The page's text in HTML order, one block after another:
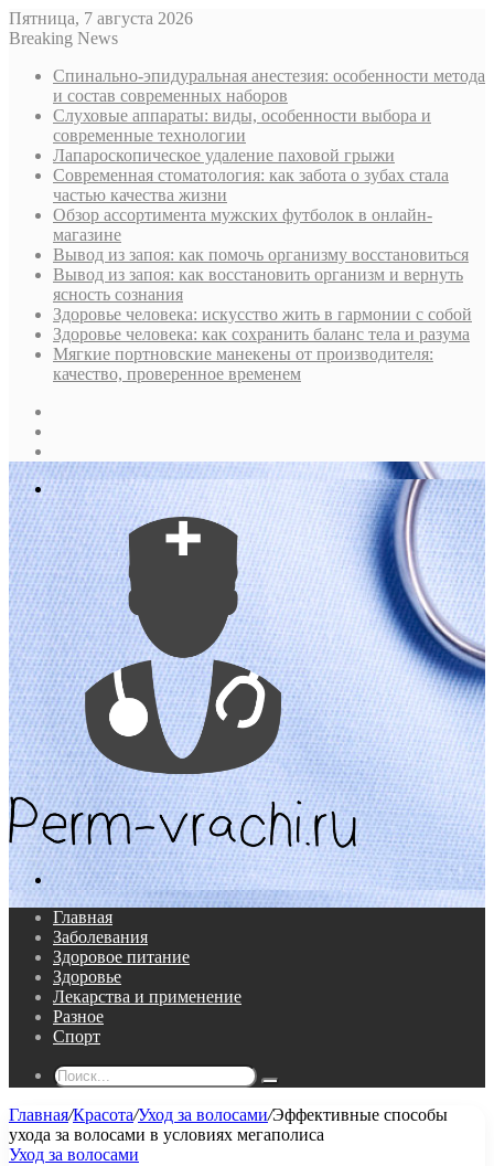
Пятница, 7 августа 2026
Breaking News
Спинально-эпидуральная анестезия: особенности метода
и состав современных наборов
Слуховые аппараты: виды, особенности выбора и
современные технологии
Лапароскопическое удаление паховой грыжи
Современная стоматология: как забота о зубах стала
частью качества жизни
Обзор ассортимента мужских футболок в онлайн-
магазине
Вывод из запоя: как помочь организму восстановиться
Вывод из запоя: как восстановить организм и вернуть
ясность сознания
Здоровье человека: искусство жить в гармонии с собой
Здоровье человека: как сохранить баланс тела и разума
Мягкие портновские манекены от производителя:
качество, проверенное временем
In
Меню
Поиск...
Главная
Заболевания
Здоровое питание
Здоровье
Лекарства и применение
Разное
Спорт
Поиск...
Главная/Красота/Уход за волосами/Эффективные способы
ухода за волосами в условиях мегаполиса
Уход за волосами